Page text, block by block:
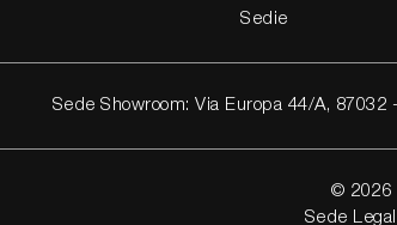
Sedie
Sede Showroom: Via Europa 44/A,
© 2026
Sede